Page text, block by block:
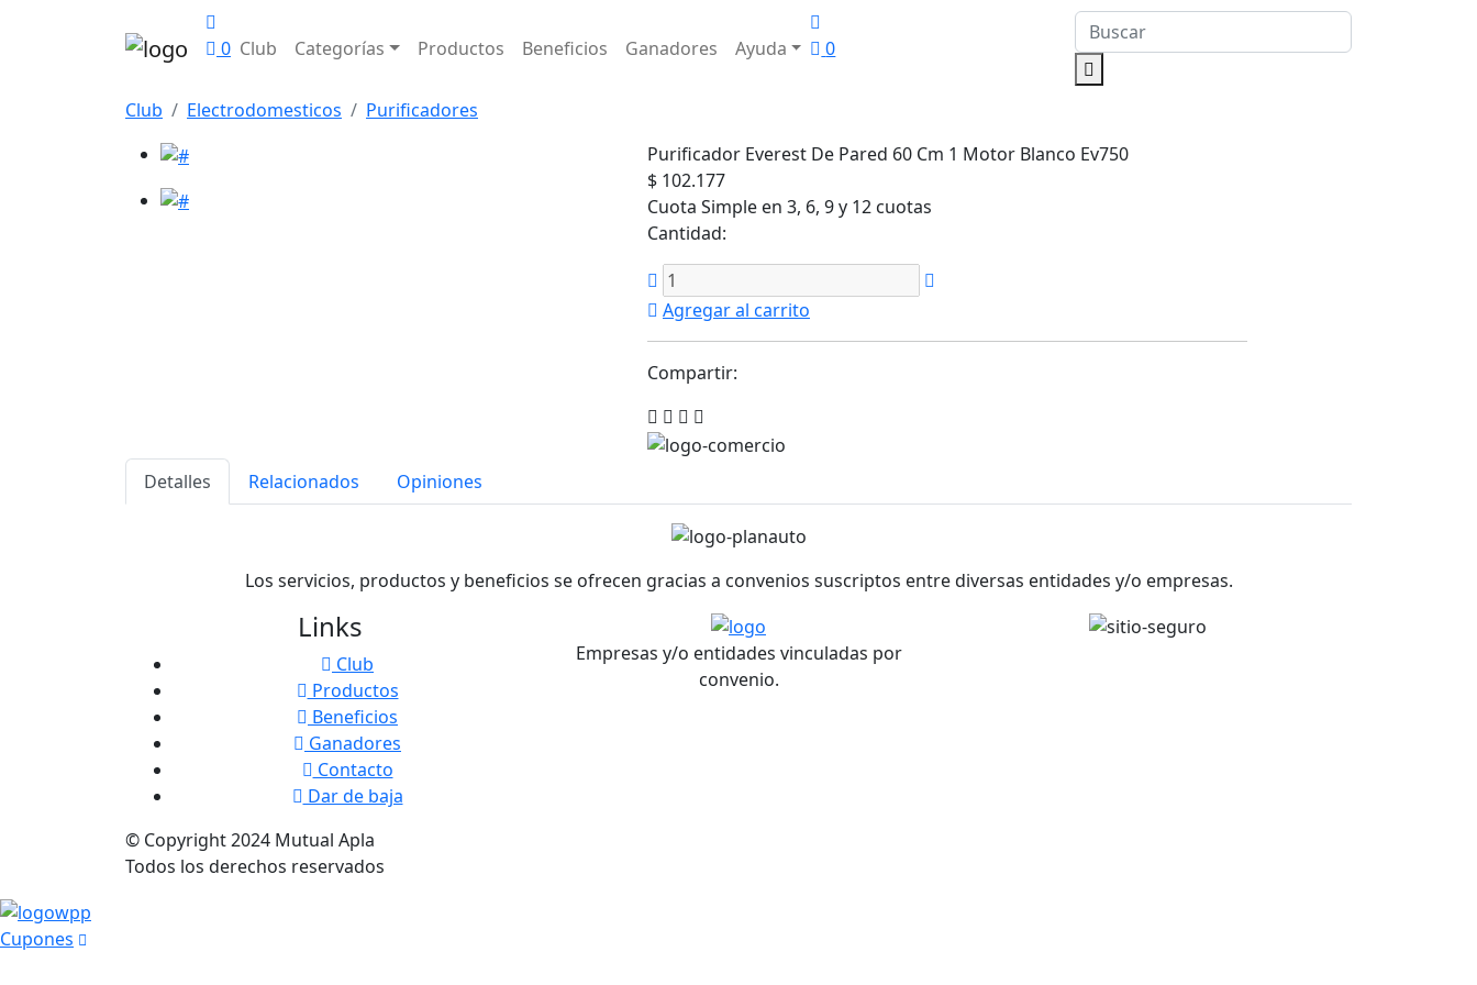
0 Club Categorías Productos Beneficios Ganadores Ayuda 0
Club Electrodomesticos
Purificadores
Purificador Everest De Pared 60 Cm 1 Motor Blanco Ev750
$ 102.177
Cuota Simple en 3, 6, 9 y 12 cuotas
Cantidad:
Agregar al carrito
Compartir:
Detalles Relacionados Opiniones
Los servicios, productos y beneficios se ofrecen gracias a convenios suscriptos entre diversas entidades y/o empresas.
Links
Club
Productos
Beneficios
Ganadores
Contacto
Dar de baja
Empresas y/o entidades vinculadas por
convenio.
© Copyright2024 Mutual Apla
Todos los derechos reservados
Cupones